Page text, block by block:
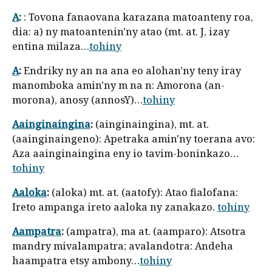
A: : Tovona fanaovana karazana matoanteny roa,
dia: a) ny matoantenin'ny atao (mt. at. J, izay
entina milaza…tohiny
A:Endriky ny an na ana eo alohan'ny teny iray
manomboka amin'ny m na n: Amorona (an-
morona), anosy (annosY)…tohiny
Aainginaingina: (ainginaingina), mt. at.
(aainginaingeno): Apetraka amin'ny toerana avo:
Aza aainginaingina eny io tavim-boninkazo…
tohiny
Aaloka: (aloka) mt. at. (aatofy): Atao fialofana:
Ireto ampanga ireto aaloka ny zanakazo. tohiny
Aampatra: (ampatra), ma at. (aamparo): Atsotra
mandry mivalampatra; avalandotra: Andeha
haampatra etsy ambony…tohiny